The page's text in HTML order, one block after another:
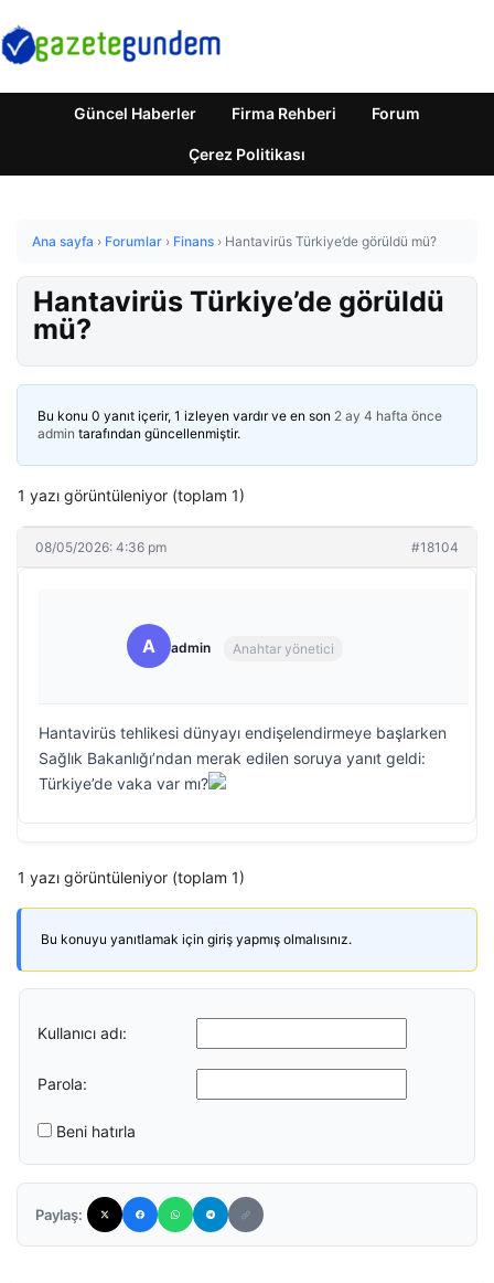
Güncel Haberler Firma Rehberi Forum
Çerez Politikası
Ana sayfa › Forumlar › Finans › Hantavirüs Türkiye’de görüldü mü?
Hantavirüs Türkiye’de görüldü
mü?
Bu konu 0 yanıt içerir, 1 izleyen vardır ve en son 2 ay 4 hafta önce
admin tarafından güncellenmiştir.
1 yazı görüntüleniyor (toplam 1)
08/05/2026: 4:36 pm #18104
A admin Anahtar yönetici
Hantavirüs tehlikesi dünyayı endişelendirmeye başlarken
Sağlık Bakanlığı’ndan merak edilen soruya yanıt geldi:
Türkiye’de vaka var mı?
1 yazı görüntüleniyor (toplam 1)
Bu konuyu yanıtlamak için giriş yapmış olmalısınız.
Kullanıcı adı:
Parola:
Beni hatırla
Paylaş: